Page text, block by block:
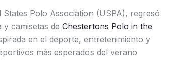
Polo Association (USPA), regresó
camisetas de Chestertons Polo in the
en el deporte, entretenimiento y
más esperados del verano